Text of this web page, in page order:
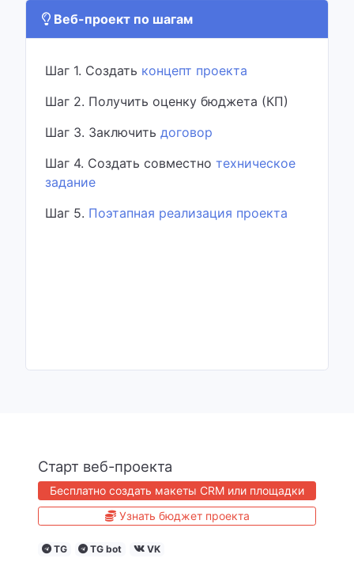
Веб-проект по шагам
Шаг 1. Создать концепт проекта
Шаг 2. Получить оценку бюджета (КП)
Шаг 3. Заключить договор
Шаг 4. Создать совместно техническое
задание
Шаг 5. Поэтапная реализация проекта
Старт веб-проекта
Бесплатно создать макеты CRM или площадки
Узнать бюджет проекта
TG TG bot VK